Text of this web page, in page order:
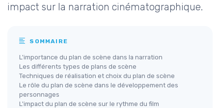
impact sur la narration cinématographique.
SOMMAIRE
L'importance du plan de scène dans la narration
Les différents types de plans de scène
Techniques de réalisation et choix du plan de scène
Le rôle du plan de scène dans le développement des
personnages
L'impact du plan de scène sur le rythme du film